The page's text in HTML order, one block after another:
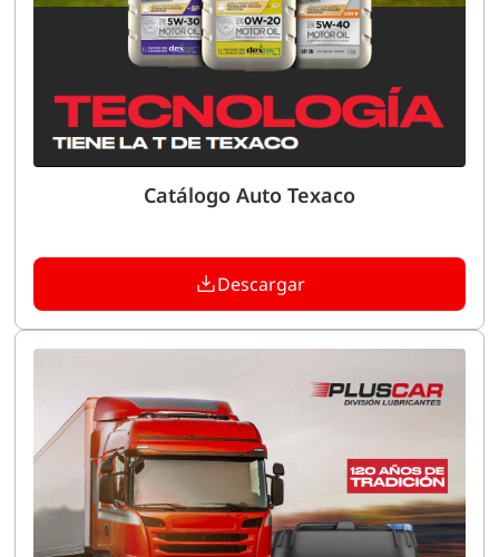
Catálogo Auto Texaco
Descargar